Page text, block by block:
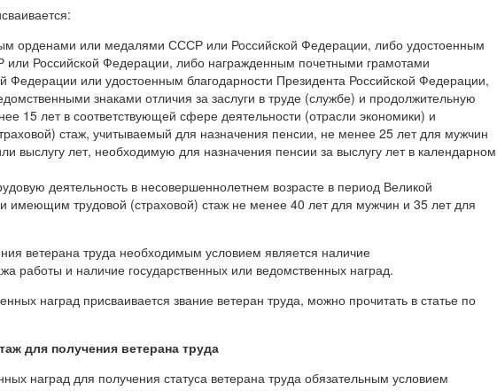
орденами или медалями СССР или Российской Федерации, либо удостоенным
или Российской Федерации, либо награжденным почетными грамотами
Федерации или удостоенным благодарности Президента Российской Федерации,
знаками отличия за заслуги в труде (службе) и продолжительную
15 лет в соответствующей сфере деятельности (отрасли экономики) и
стаж, учитываемый для назначения пенсии, не менее 25 лет для мужчин
выслугу лет, необходимую для назначения пенсии за выслугу лет в календарном
деятельность в несовершеннолетнем возрасте в период Великой
имеющим трудовой (страховой) стаж не менее 40 лет для мужчин и 35 лет для
ветерана труда необходимым условием является наличие
работы и наличие государственных или ведомственных наград.
наград присваивается звание ветеран труда, можно прочитать в статье по
для получения ветерана труда
наград для получения статуса ветерана труда обязательным условием